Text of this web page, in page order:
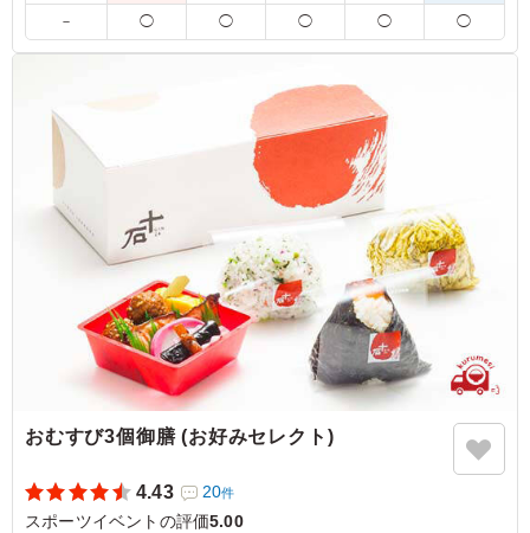
切替え期間中は在庫状況により350mlペットボトル茶(サントリ
ー伊右衛門)をお届けする場合がございます。
子どもたち中心に注文しました！ スポーツをやっている
男の子には少し量が足りませんでしたが、味はとても美味
ご利用シーン：スポーツ
スポーツイベント
東京都北区豊島 2025/01/27
－ ◯ ◯ ◯ ◯ ◯
おむすび3個御膳 (お好みセレクト)
4.43 20件
スポーツイベントの評価5.00